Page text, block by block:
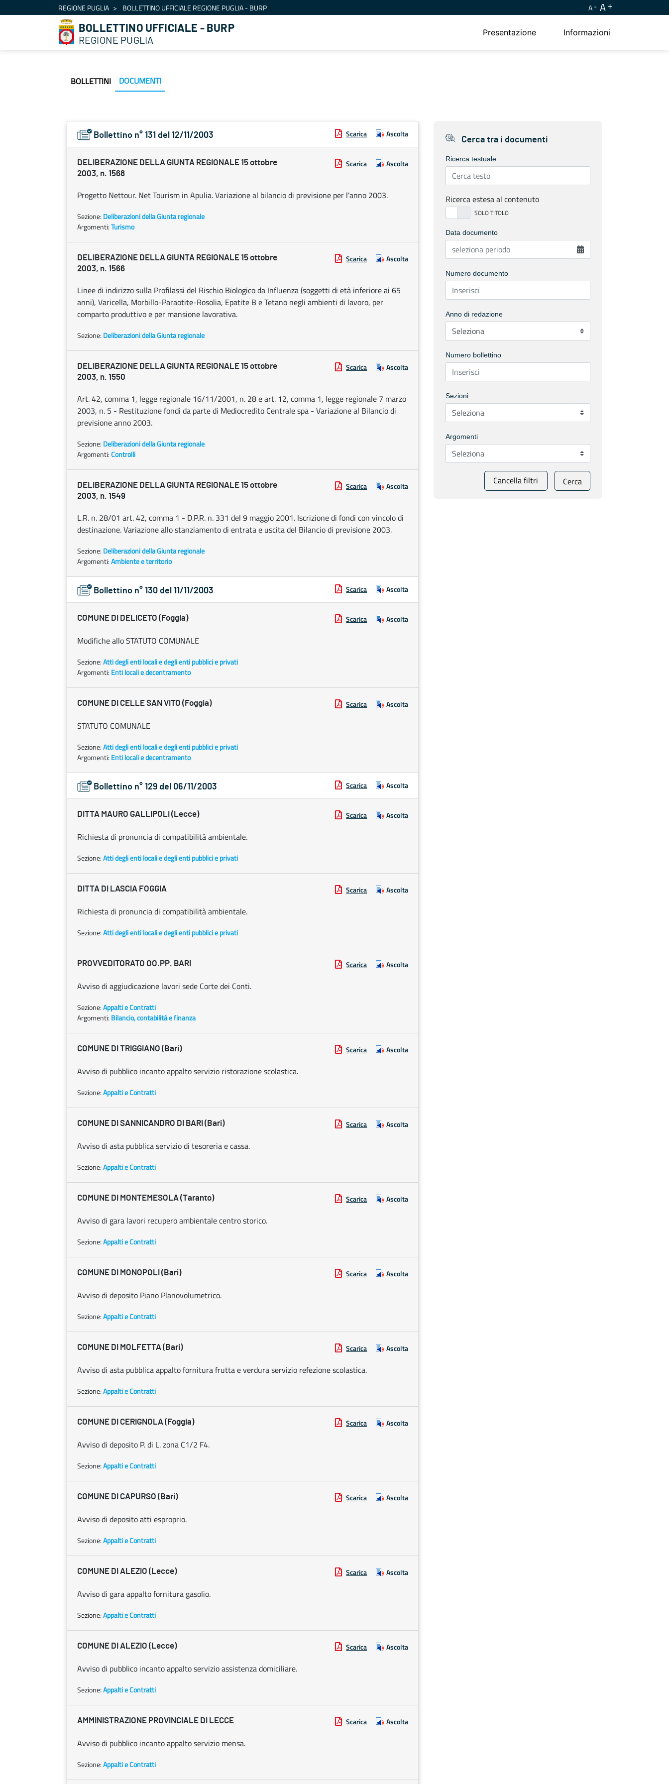
Skip to ContentREGIONE PUGLIA BOLLETTINO UFFICIALE REGIONE PUGLIA - BURP A A
BOLLETTINO UFFICIALE - BURP
REGIONE PUGLIA
Presentazione Informazioni
BOLLETTINI DOCUMENTI
Bollettino n° 131 del 12/11/2003 Scarica Ascolta
DELIBERAZIONE DELLA GIUNTA REGIONALE 15 ottobre
2003, n. 1568
Scarica Ascolta
Progetto Nettour. Net Tourism in Apulia. Variazione al bilancio di previsione per l'anno 2003.
Sezione: Deliberazioni della Giunta regionale
Argomenti:Turismo
DELIBERAZIONE DELLA GIUNTA REGIONALE 15 ottobre
2003, n. 1566
Scarica Ascolta
Linee di indirizzo sulla Profilassi del Rischio Biologico da Influenza (soggetti di età inferiore ai 65
anni), Varicella, Morbillo-Paraotite-Rosolia, Epatite B e Tetano negli ambienti di lavoro, per
comparto produttivo e per mansione lavorativa.
Sezione: Deliberazioni della Giunta regionale
DELIBERAZIONE DELLA GIUNTA REGIONALE 15 ottobre
2003, n. 1550
Scarica Ascolta
Art. 42, comma 1, legge regionale 16/11/2001, n. 28 e art. 12, comma 1, legge regionale 7 marzo
2003, n. 5 - Restituzione fondi da parte di Mediocredito Centrale spa - Variazione al Bilancio di
previsione anno 2003.
Sezione: Deliberazioni della Giunta regionale
Argomenti:Controlli
DELIBERAZIONE DELLA GIUNTA REGIONALE 15 ottobre
2003, n. 1549
Scarica Ascolta
L.R. n. 28/01 art. 42, comma 1 - D.P.R. n. 331 del 9 maggio 2001. Iscrizione di fondi con vincolo di
destinazione. Variazione allo stanziamento di entrata e uscita del Bilancio di previsione 2003.
Sezione: Deliberazioni della Giunta regionale
Argomenti:Ambiente e territorio
Bollettino n° 130 del 11/11/2003 Scarica Ascolta
COMUNE DI DELICETO (Foggia) Scarica Ascolta
Modifiche allo STATUTO COMUNALE
Sezione:Atti degli enti locali e degli enti pubblici e privati
Argomenti: Enti locali e decentramento
COMUNE DI CELLE SAN VITO (Foggia) Scarica Ascolta
STATUTO COMUNALE
Sezione:Atti degli enti locali e degli enti pubblici e privati
Argomenti: Enti locali e decentramento
Bollettino n° 129 del 06/11/2003 Scarica Ascolta
DITTA MAURO GALLIPOLI (Lecce) Scarica Ascolta
Richiesta di pronuncia di compatibilità ambientale.
Sezione:Atti degli enti locali e degli enti pubblici e privati
DITTA DI LASCIA FOGGIA Scarica Ascolta
Richiesta di pronuncia di compatibilità ambientale.
Sezione:Atti degli enti locali e degli enti pubblici e privati
PROVVEDITORATO OO.PP. BARI Scarica Ascolta
Avviso di aggiudicazione lavori sede Corte dei Conti.
Sezione:Appalti e Contratti
Argomenti: Bilancio, contabilità e finanza
COMUNE DI TRIGGIANO (Bari) Scarica Ascolta
Avviso di pubblico incanto appalto servizio ristorazione scolastica.
Sezione:Appalti e Contratti
COMUNE DI SANNICANDRO DI BARI (Bari) Scarica Ascolta
Avviso di asta pubblica servizio di tesoreria e cassa.
Sezione:Appalti e Contratti
COMUNE DI MONTEMESOLA (Taranto) Scarica Ascolta
Avviso di gara lavori recupero ambientale centro storico.
Sezione:Appalti e Contratti
COMUNE DI MONOPOLI (Bari) Scarica Ascolta
Avviso di deposito Piano Planovolumetrico.
Sezione:Appalti e Contratti
COMUNE DI MOLFETTA (Bari) Scarica Ascolta
Avviso di asta pubblica appalto fornitura frutta e verdura servizio refezione scolastica.
Sezione:Appalti e Contratti
COMUNE DI CERIGNOLA (Foggia) Scarica Ascolta
Avviso di deposito P. di L. zona C1/2 F4.
Sezione:Appalti e Contratti
COMUNE DI CAPURSO (Bari) Scarica Ascolta
Avviso di deposito atti esproprio.
Sezione:Appalti e Contratti
COMUNE DI ALEZIO (Lecce) Scarica Ascolta
Avviso di gara appalto fornitura gasolio.
Sezione:Appalti e Contratti
COMUNE DI ALEZIO (Lecce) Scarica Ascolta
Avviso di pubblico incanto appalto servizio assistenza domiciliare.
Sezione:Appalti e Contratti
AMMINISTRAZIONE PROVINCIALE DI LECCE Scarica Ascolta
Avviso di pubblico incanto appalto servizio mensa.
Sezione:Appalti e Contratti
Cerca tra i documenti
Ricerca testuale
Ricerca estesa al contenuto
Data documento
Numero documento
Anno di redazione
Numero bollettino
Sezioni
Argomenti
Cancella filtri Cerca